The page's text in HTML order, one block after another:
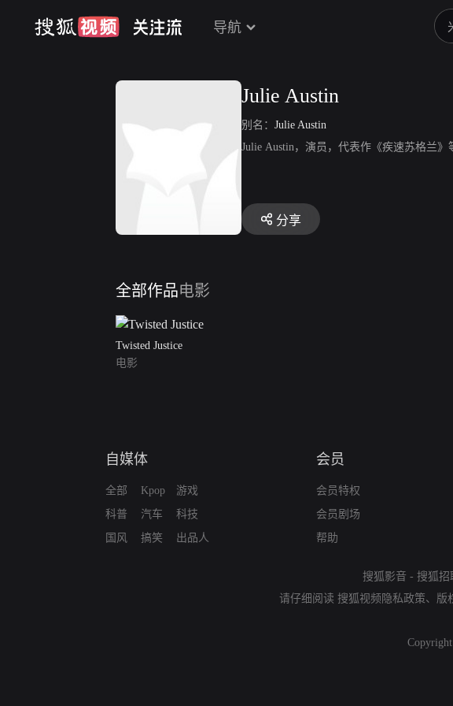
导航
Julie Austin
别名： Julie Austin
Julie Austin，演员，代表作《疾速苏格兰》
分享
全部作品电影
Twisted Justice
电影
自媒体
全部
科普
国风
Kpop
汽车
搞笑
游戏
科技
出品人
会员
会员特权
会员剧场
帮助
搜狐影音 - 搜狐招
请仔细阅读 搜狐视频隐私政策、 版